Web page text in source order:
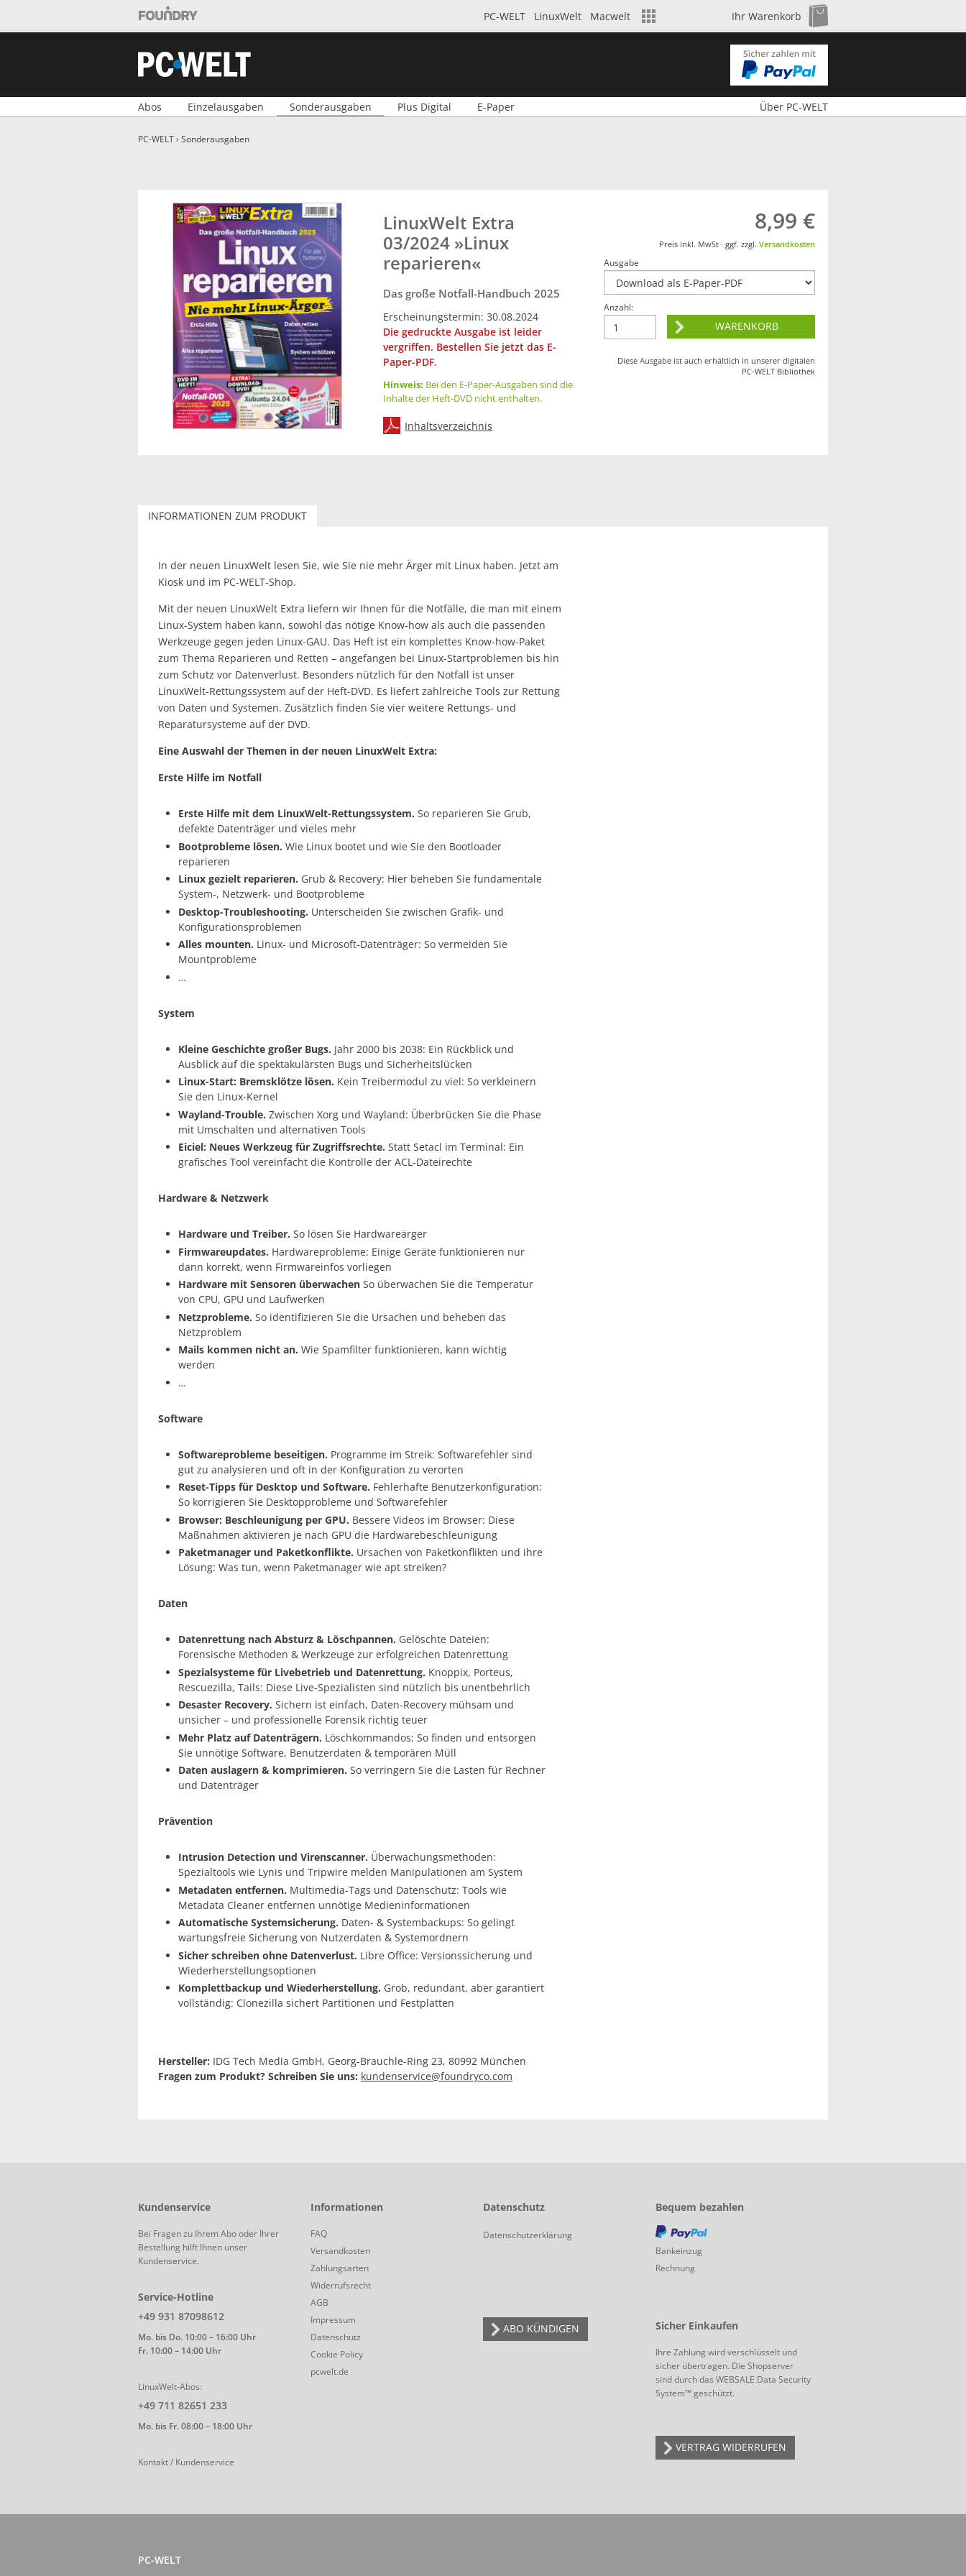
PC-WELT LinuxWelt Macwelt Ihr Warenkorb
Abos Einzelausgaben Sonderausgaben Plus Digital E-Paper Über PC-WELT
PC-WELT› Sonderausgaben
LinuxWelt Extra
03/2024 »Linux
reparieren«
Das große Notfall-Handbuch 2025
Erscheinungstermin: 30.08.2024
Die gedruckte Ausgabe ist leider
vergriffen. Bestellen Sie jetzt das E-
Paper-PDF.
Hinweis: Bei den E-Paper-Ausgaben sind die
Inhalte der Heft-DVD nicht enthalten.
Inhaltsverzeichnis
8,99 €
Preis inkl. MwSt · ggf. zzgl. Versandkosten
Ausgabe
Anzahl:
Diese Ausgabe ist auch erhältlich in unserer digitalen
PC-WELT Bibliothek
INFORMATIONEN ZUM PRODUKT
In der neuen LinuxWelt lesen Sie, wie Sie nie mehr Ärger mit Linux haben. Jetzt am
Kiosk und im PC-WELT-Shop.
Mit der neuen LinuxWelt Extra liefern wir Ihnen für die Notfälle, die man mit einem
Linux-System haben kann, sowohl das nötige Know-how als auch die passenden
Werkzeuge gegen jeden Linux-GAU. Das Heft ist ein komplettes Know-how-Paket
zum Thema Reparieren und Retten – angefangen bei Linux-Startproblemen bis hin
zum Schutz vor Datenverlust. Besonders nützlich für den Notfall ist unser
LinuxWelt-Rettungssystem auf der Heft-DVD. Es liefert zahlreiche Tools zur Rettung
von Daten und Systemen. Zusätzlich finden Sie vier weitere Rettungs- und
Reparatursysteme auf der DVD.
Eine Auswahl der Themen in der neuen LinuxWelt Extra:
Erste Hilfe im Notfall
Erste Hilfe mit dem LinuxWelt-Rettungssystem. So reparieren Sie Grub,
defekte Datenträger und vieles mehr
Bootprobleme lösen. Wie Linux bootet und wie Sie den Bootloader
reparieren
Linux gezielt reparieren. Grub & Recovery: Hier beheben Sie fundamentale
System-, Netzwerk- und Bootprobleme
Desktop-Troubleshooting. Unterscheiden Sie zwischen Grafik- und
Konfigurationsproblemen
Alles mounten. Linux- und Microsoft-Datenträger: So vermeiden Sie
Mountprobleme
…
System
Kleine Geschichte großer Bugs. Jahr 2000 bis 2038: Ein Rückblick und
Ausblick auf die spektakulärsten Bugs und Sicherheitslücken
Linux-Start: Bremsklötze lösen. Kein Treibermodul zu viel: So verkleinern
Sie den Linux-Kernel
Wayland-Trouble. Zwischen Xorg und Wayland: Überbrücken Sie die Phase
mit Umschalten und alternativen Tools
Eiciel: Neues Werkzeug für Zugriffsrechte. Statt Setacl im Terminal: Ein
grafisches Tool vereinfacht die Kontrolle der ACL-Dateirechte
Hardware & Netzwerk
Hardware und Treiber. So lösen Sie Hardwareärger
Firmwareupdates. Hardwareprobleme: Einige Geräte funktionieren nur
dann korrekt, wenn Firmwareinfos vorliegen
Hardware mit Sensoren überwachen So überwachen Sie die Temperatur
von CPU, GPU und Laufwerken
Netzprobleme. So identifizieren Sie die Ursachen und beheben das
Netzproblem
Mails kommen nicht an. Wie Spamfilter funktionieren, kann wichtig
werden
…
Software
Softwareprobleme beseitigen. Programme im Streik: Softwarefehler sind
gut zu analysieren und oft in der Konfiguration zu verorten
Reset-Tipps für Desktop und Software. Fehlerhafte Benutzerkonfiguration:
So korrigieren Sie Desktopprobleme und Softwarefehler
Browser: Beschleunigung per GPU. Bessere Videos im Browser: Diese
Maßnahmen aktivieren je nach GPU die Hardwarebeschleunigung
Paketmanager und Paketkonflikte. Ursachen von Paketkonflikten und ihre
Lösung: Was tun, wenn Paketmanager wie apt streiken?
Daten
Datenrettung nach Absturz & Löschpannen. Gelöschte Dateien:
Forensische Methoden & Werkzeuge zur erfolgreichen Datenrettung
Spezialsysteme für Livebetrieb und Datenrettung. Knoppix, Porteus,
Rescuezilla, Tails: Diese Live-Spezialisten sind nützlich bis unentbehrlich
Desaster Recovery. Sichern ist einfach, Daten-Recovery mühsam und
unsicher – und professionelle Forensik richtig teuer
Mehr Platz auf Datenträgern. Löschkommandos: So finden und entsorgen
Sie unnötige Software, Benutzerdaten & temporären Müll
Daten auslagern & komprimieren. So verringern Sie die Lasten für Rechner
und Datenträger
Prävention
Intrusion Detection und Virenscanner. Überwachungsmethoden:
Spezialtools wie Lynis und Tripwire melden Manipulationen am System
Metadaten entfernen. Multimedia-Tags und Datenschutz: Tools wie
Metadata Cleaner entfernen unnötige Medieninformationen
Automatische Systemsicherung. Daten- & Systembackups: So gelingt
wartungsfreie Sicherung von Nutzerdaten & Systemordnern
Sicher schreiben ohne Datenverlust. Libre Office: Versionssicherung und
Wiederherstellungsoptionen
Komplettbackup und Wiederherstellung. Grob, redundant, aber garantiert
vollständig: Clonezilla sichert Partitionen und Festplatten
Hersteller: IDG Tech Media GmbH, Georg-Brauchle-Ring 23, 80992 München
Fragen zum Produkt? Schreiben Sie uns: kundenservice@foundryco.com
Kundenservice
Bei Fragen zu Ihrem Abo oder Ihrer
Bestellung hilft Ihnen unser
Kundenservice.
Service-Hotline
+49 931 87098612
Mo. bis Do. 10:00 – 16:00 Uhr
Fr. 10:00 – 14:00 Uhr
LinuxWelt-Abos:
+49 711 82651 233
Mo. bis Fr. 08:00 – 18:00 Uhr
Kontakt / Kundenservice
Informationen
FAQ
Versandkosten
Zahlungsarten
Widerrufsrecht
AGB
Impressum
Datenschutz
Cookie Policy
pcwelt.de
Datenschutz
Datenschutzerklärung
ABO KÜNDIGEN
Bequem bezahlen
Bankeinzug
Rechnung
Sicher Einkaufen
Ihre Zahlung wird verschlüsselt und
sicher übertragen. Die Shopserver
sind durch das WEBSALE Data Security
System™ geschützt.
VERTRAG WIDERRUFEN
PC-WELT